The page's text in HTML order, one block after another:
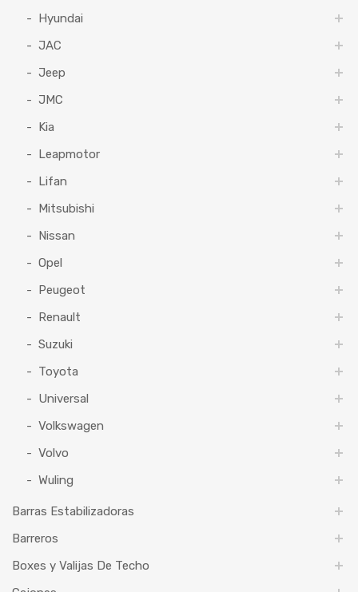
Hyundai
JAC
Jeep
JMC
Kia
Leapmotor
Lifan
Mitsubishi
Nissan
Opel
Peugeot
Renault
Suzuki
Toyota
Universal
Volkswagen
Volvo
Wuling
Barras Estabilizadoras
Barreros
Boxes y Valijas De Techo